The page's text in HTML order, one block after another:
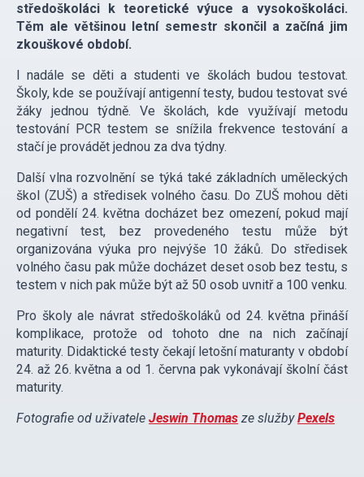
středoškoláci k teoretické výuce a vysokoškoláci.
Těm ale většinou letní semestr skončil a začíná jim
zkouškové období.
I nadále se děti a studenti ve školách budou testovat.
Školy, kde se používají antigenní testy, budou testovat své
žáky jednou týdně. Ve školách, kde využívají metodu
testování PCR testem se snížila frekvence testování a
stačí je provádět jednou za dva týdny.
Další vlna rozvolnění se týká také základních uměleckých
škol (ZUŠ) a středisek volného času. Do ZUŠ mohou děti
od pondělí 24. května docházet bez omezení, pokud mají
negativní test, bez provedeného testu může být
organizována výuka pro nejvýše 10 žáků. Do středisek
volného času pak může docházet deset osob bez testu, s
testem v nich pak může být až 50 osob uvnitř a 100 venku.
Pro školy ale návrat středoškoláků od 24. května přináší
komplikace, protože od tohoto dne na nich začínají
maturity. Didaktické testy čekají letošní maturanty v období
24. až 26. května a od 1. června pak vykonávají školní část
maturity.
Fotografie od uživatele Jeswin Thomas ze službyPexels